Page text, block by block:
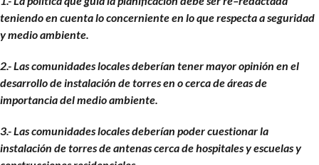
teniendo en cuenta lo concerniente en lo que respecta a seguridad
y medio ambiente.
2.- Las comunidades locales deberían tener mayor opinión en el
desarrollo de instalación de torres en o cerca de áreas de
importancia del medio ambiente.
3.- Las comunidades locales deberían poder cuestionar la
instalación de torres de antenas cerca de hospitales y escuelas y